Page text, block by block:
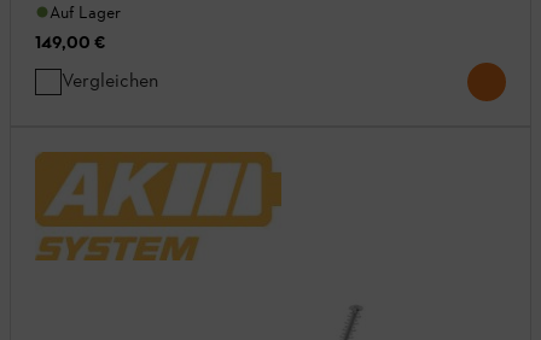
Auf Lager
149,00 €
Vergleichen